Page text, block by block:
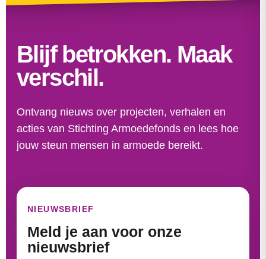
Blijf betrokken. Maak
verschil.
Ontvang nieuws over projecten, verhalen en
acties van Stichting Armoedefonds en lees hoe
jouw steun mensen in armoede bereikt.
NIEUWSBRIEF
Meld je aan voor onze
nieuwsbrief